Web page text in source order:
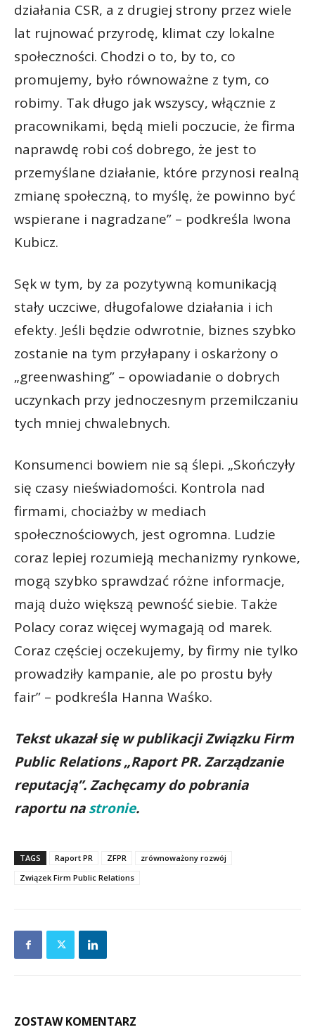
działania CSR, a z drugiej strony przez wiele
lat rujnować przyrodę, klimat czy lokalne
społeczności. Chodzi o to, by to, co
promujemy, było równoważne z tym, co
robimy. Tak długo jak wszyscy, włącznie z
pracownikami, będą mieli poczucie, że firma
naprawdę robi coś dobrego, że jest to
przemyślane działanie, które przynosi realną
zmianę społeczną, to myślę, że powinno być
wspierane i nagradzane” – podkreśla Iwona
Kubicz.
Sęk w tym, by za pozytywną komunikacją
stały uczciwe, długofalowe działania i ich
efekty. Jeśli będzie odwrotnie, biznes szybko
zostanie na tym przyłapany i oskarżony o
„greenwashing” – opowiadanie o dobrych
uczynkach przy jednoczesnym przemilczaniu
tych mniej chwalebnych.
Konsumenci bowiem nie są ślepi. „Skończyły
się czasy nieświadomości. Kontrola nad
firmami, chociażby w mediach
społecznościowych, jest ogromna. Ludzie
coraz lepiej rozumieją mechanizmy rynkowe,
mogą szybko sprawdzać różne informacje,
mają dużo większą pewność siebie. Także
Polacy coraz więcej wymagają od marek.
Coraz częściej oczekujemy, by firmy nie tylko
prowadziły kampanie, ale po prostu były
fair” – podkreśla Hanna Waśko.
Tekst ukazał się w publikacji Związku Firm
Public Relations „Raport PR. Zarządzanie
reputacją”. Zachęcamy do pobrania
raportu nastronie.
TAGS Raport PR ZFPR
zrównoważony rozwój
Związek Firm Public Relations
ZOSTAW KOMENTARZ